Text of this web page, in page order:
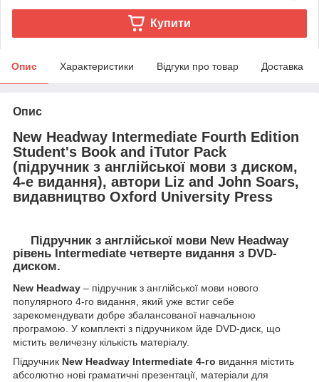
Купити
Опис Характеристики Відгуки про товар Доставка
Опис
New Headway Intermediate Fourth Edition
Student's Book and iTutor Pack
(підручник з англійської мови з диском,
4-е видання), автори Liz and John Soars,
видавництво Oxford University Press
Підручник з англійської мови New Headway
рівень Intermediate четверте видання з DVD-
диском.
New Headway – підручник з англійської мови нового
популярного 4-го видання, який уже встиг себе
зарекомендувати добре збалансованої навчальною
програмою. У комплекті з підручником йде DVD-диск, що
містить величезну кількість матеріалу.
Підручник New Headway Intermediate 4-го видання містить
абсолютно нові граматичні презентації, матеріали для